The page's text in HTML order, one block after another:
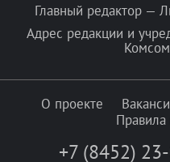
Главный редактор —
Адрес редакции и
О проекте
Правила
+7 (8452)